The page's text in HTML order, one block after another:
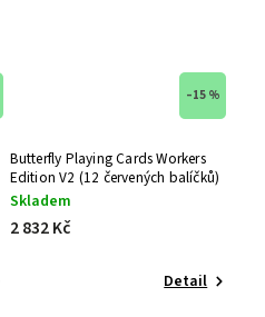
–15 %
Butterfly Playing Cards Workers
Edition V2 (12 červených balíčků)
Skladem
2 832 Kč
Detail